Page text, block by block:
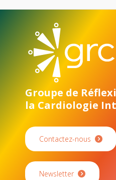
Groupe de
la Cardiologie
Contactez-nous
Newsletter